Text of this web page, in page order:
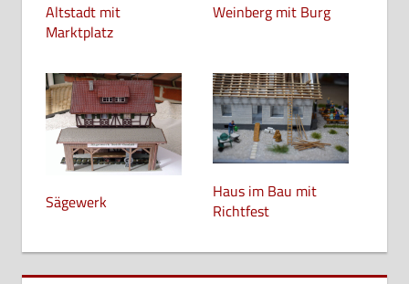
Altstadt mit
Marktplatz
Weinberg mit Burg
Sägewerk
Haus im Bau mit
Richtfest